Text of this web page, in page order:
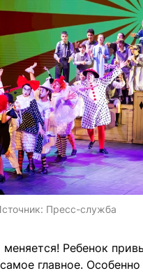
Пресс-служба
Ребенок
главное. Особенно